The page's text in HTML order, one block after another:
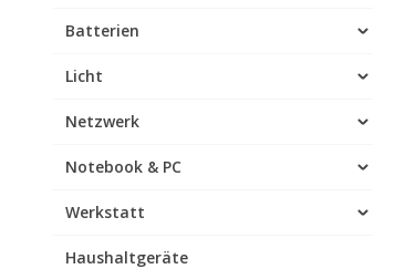
Batterien
Licht
Netzwerk
Notebook & PC
Werkstatt
Haushaltgeräte